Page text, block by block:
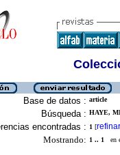
Base de datos : article
Búsqueda : HAYE,
encontradas : 1 [refinar
Mostrando: 1 .. 1 en